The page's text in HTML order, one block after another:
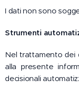
I dati non sono
Strumenti
Nel trattamento dei
alla presente
decisionali